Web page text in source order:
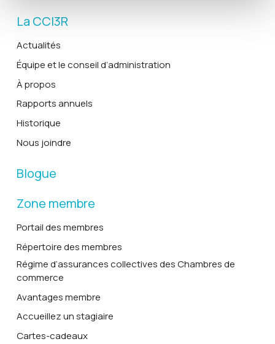
La CCI3R
Actualités
Équipe et le conseil d’administration
À propos
Rapports annuels
Historique
Nous joindre
Blogue
Zone membre
Portail des membres
Répertoire des membres
Régime d’assurances collectives des Chambres de
commerce
Avantages membre
Accueillez un stagiaire
Cartes-cadeaux